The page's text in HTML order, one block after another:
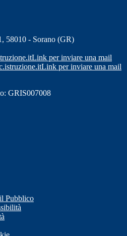
58010 - Sorano (GR)
Link per inviare una mail
Link per inviare una mail
GRIS007008
Pubblico